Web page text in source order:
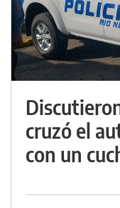
cruzó el
con un